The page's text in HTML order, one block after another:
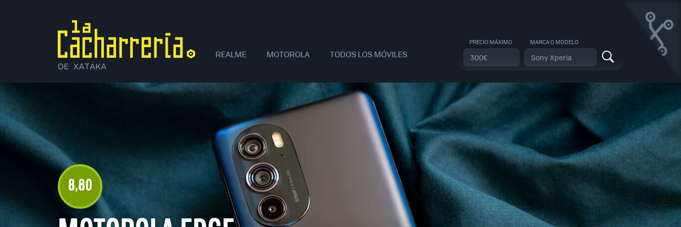
APPLE OPPO
REALME MOTOROLA TODOS LOS MÓVILES
PRECIO MÁXIMO MARCA O MODELO
8,80